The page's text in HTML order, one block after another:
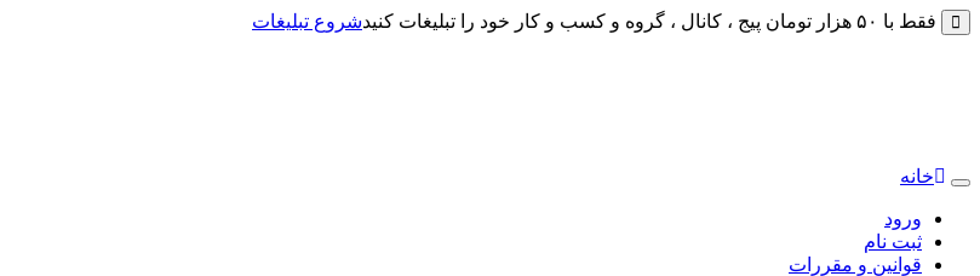
فقط با ۵۰ هزار تومان پیج ، کانال ، گروه و کسب و کار خود را تبلیغات کنید شروع تبلیغات
Toggle
خانه
ورود
ثبت نام
قوانین و مقررات